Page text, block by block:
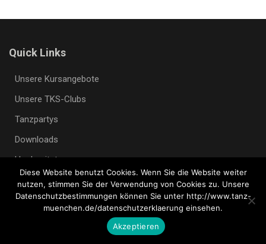
Quick Links
Unsere Kursangebote
Unsere TKS-Clubs
Tanzpartys
Downloads
Hochzeitstanz
Kontakt
Datenschutzerklärung
Diese Website benutzt Cookies. Wenn Sie die Website weiter
nutzen, stimmen Sie der Verwendung von Cookies zu. Unsere
Datenschutzbestimmungen können Sie unter http://www.tanz-
muenchen.de/datenschutzerklaerung einsehen.
Akzeptieren